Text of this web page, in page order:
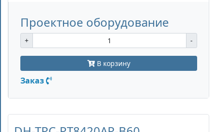
Проектное оборудование
+ -
В корзину
Заказ